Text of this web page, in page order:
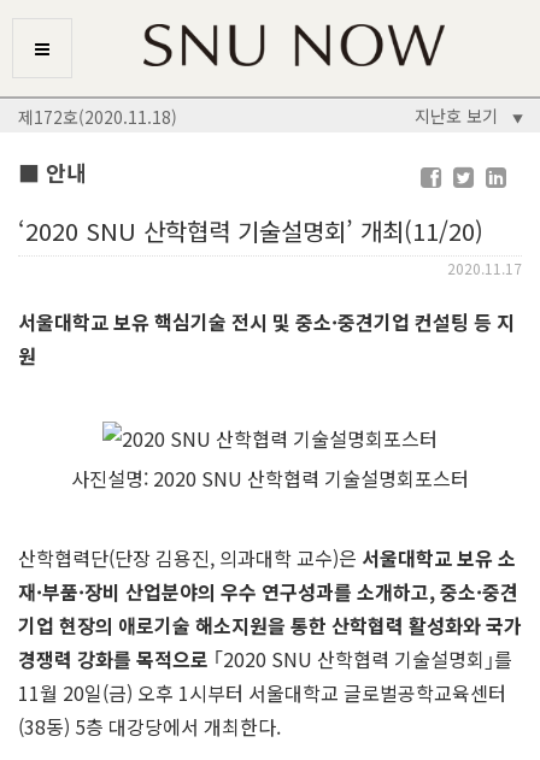
제172호(2020.11.18) 지난호 보기 ▼
■ 안내
‘2020 SNU 산학협력 기술설명회’ 개최(11/20)
2020.11.17
서울대학교 보유 핵심기술 전시 및 중소·중견기업 컨설팅 등 지
원
사진설명: 2020 SNU 산학협력 기술설명회포스터
산학협력단(단장 김용진, 의과대학 교수)은 서울대학교 보유 소
재·부품·장비 산업분야의 우수 연구성과를 소개하고,중소·중견
기업 현장의 애로기술 해소지원을 통한 산학협력 활성화와 국가
경쟁력 강화를 목적으로 ｢2020 SNU 산학협력 기술설명회｣를
11월 20일(금) 오후 1시부터 서울대학교 글로벌공학교육센터
(38동) 5층 대강당에서 개최한다.